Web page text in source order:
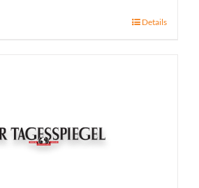
Details